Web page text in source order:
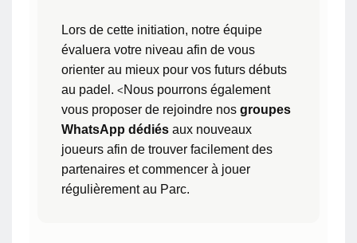
Lors de cette initiation, notre équipe
évaluera votre niveau afin de vous
orienter au mieux pour vos futurs débuts
au padel. < Nous pourrons également
vous proposer de rejoindre nos groupes
WhatsApp dédiés aux nouveaux
joueurs afin de trouver facilement des
partenaires et commencer à jouer
régulièrement au Parc.